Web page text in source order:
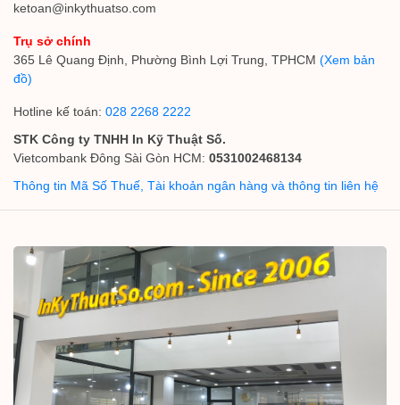
ketoan@inkythuatso.com
Trụ sở chính
365 Lê Quang Định, Phường Bình Lợi Trung, TPHCM (Xem bản
đồ)
Hotline kế toán: 028 2268 2222
STK Công ty TNHH In Kỹ Thuật Số.
Vietcombank Đông Sài Gòn HCM: 0531002468134
Thông tin Mã Số Thuế, Tài khoản ngân hàng và thông tin liên hệ